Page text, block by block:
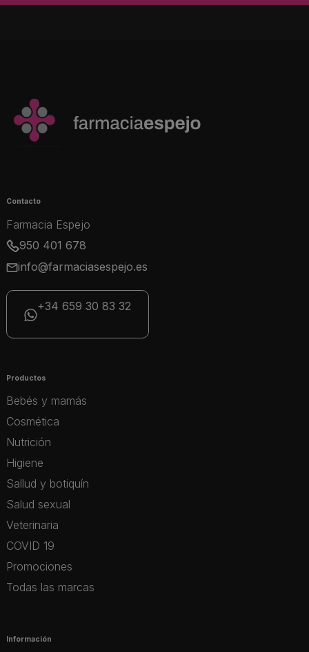
Contacto
Farmacia Espejo
950 401 678
info@farmaciasespejo.es
+34 659 30 83 32
Productos
Bebés y mamás
Cosmética
Nutrición
Higiene
Sallud y botiquín
Salud sexual
Veterinaria
COVID 19
Promociones
Todas las marcas
Información